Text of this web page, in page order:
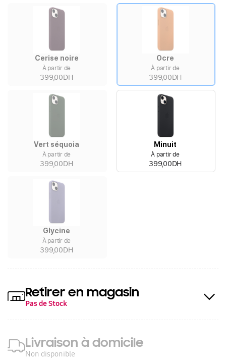
Cerise noire
À partir de
399,00DH
Ocre
À partir de
399,00DH
Vert séquoia
À partir de
399,00DH
Minuit
À partir de
399,00DH
Glycine
À partir de
399,00DH
Retirer en magasin
Pas de Stock
Livraison à domicile
Non disponible